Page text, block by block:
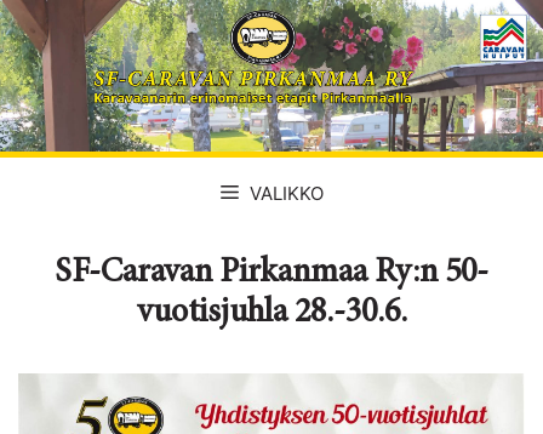
Siirry
sisältöön
VALIKKO
SF-Caravan Pirkanmaa Ry:n 50-
vuotisjuhla 28.-30.6.